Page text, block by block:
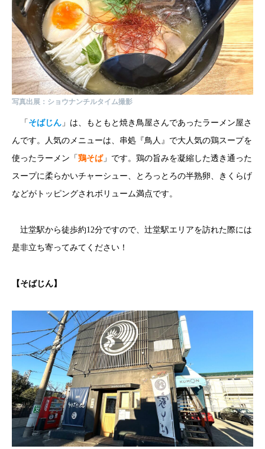
写真出展：ショウナンチルタイム撮影
「 そばじん 」は、もともと焼き鳥屋さんであったラーメン屋さ
んです。人気のメニューは、串処『鳥人』で大人気の鶏スープを
使ったラーメン「 鶏そば」です。鶏の旨みを凝縮した透き通った
スープに柔らかいチャーシュー、とろっとろの半熟卵、きくらげ
などがトッピングされボリューム満点です。
辻堂駅から徒歩約12分ですので、辻堂駅エリアを訪れた際には
是非立ち寄ってみてください！
【そばじん】